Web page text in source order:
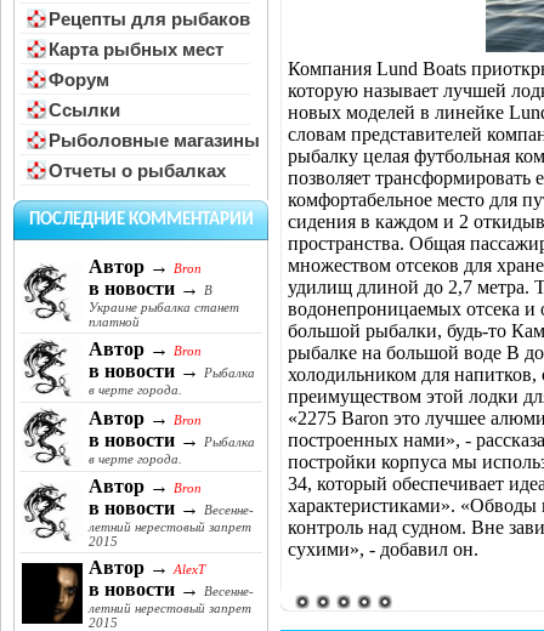
Рецепты для рыбаков
Карта рыбных мест
Форум
Ссылки
Рыболовные магазины
Отчеты о рыбалках
ПОСЛЕДНИЕ КОММЕНТАРИИ
Автор → Bron
в новости →
В
Украине рыбалка станет
платной
Автор → Bron
в новости →
Рыбалка
в черте города.
Автор → Bron
в новости →
Рыбалка
в черте города.
Автор → Bron
в новости →
Весенне-
летний нерестовый запрет
2015
Автор → AlexT
в новости →
Весенне-
летний нерестовый запрет
2015
Компания Lund Boats
которую называет лучшей
новых моделей в линейке
словам представителей
рыбалку целая футбольная
позволяет
комфортабельное место для
сидения в каждом и 2
пространства. Общая
множеством отсеков для
удилищ длиной до 2,7 метра.
водонепроницаемых отсека и
большой рыбалки, будь-то
рыбалке на большой воде В
холодильником для
преимуществом этой лодки
«2275 Baron это лучшее
построенных нами», -
постройки корпуса мы
34, который обеспечивает
характеристиками». «Обводы
контроль над судном. Вне
сухими», - добавил он.